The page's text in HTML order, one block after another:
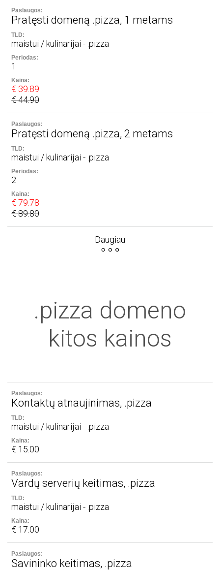
Pratęsti domeną .pizza, 1 metams
maistui / kulinarijai - .pizza
1
€ 39.89
€ 44.90
Pratęsti domeną .pizza, 2 metams
maistui / kulinarijai - .pizza
2
€ 79.78
€ 89.80
Daugiau
.pizza domeno
kitos kainos
Kontaktų atnaujinimas, .pizza
maistui / kulinarijai - .pizza
€ 15.00
Vardų serverių keitimas, .pizza
maistui / kulinarijai - .pizza
€ 17.00
Savininko keitimas, .pizza